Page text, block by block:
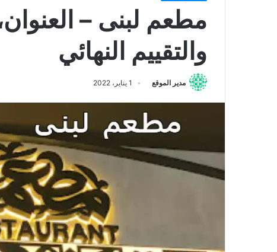
مطعم لبنى –
والتقييم النهائي
مدير الموقع 1 يناير، 2022